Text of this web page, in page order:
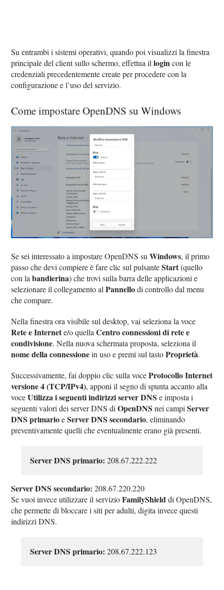
Su entrambi i sistemi operativi, quando poi visualizzi la finestra
principale del client sullo schermo, effettua illogin con le
credenziali precedentemente create per procedere con la
configurazione e l’uso del servizio.
Come impostare OpenDNS su Windows
Se sei interessato a impostare OpenDNS suWindows, il primo
passo che devi compiere è fare clic sul pulsanteStart(quello
con labandierina) che trovi sulla barra delle applicazioni e
selezionare il collegamento alPannellodi controllo dal menu
che compare.
Nella finestra ora visibile sul desktop, vai seleziona la voce
Rete e Internete/o quellaCentro connessioni di rete e
condivisione. Nella nuova schermata proposta, seleziona il
nome della connessionein uso e premi sul tastoProprietà.
Successivamente, fai doppio clic sulla voceProtocollo Internet
versione 4 (TCP/IPv4), apponi il segno di spunta accanto alla
voceUtilizza i seguenti indirizzi server DNS e imposta i
seguenti valori dei server DNS diOpenDNS nei campiServer
DNS primarioeServer DNS secondario, eliminando
preventivamente quelli che eventualmente erano già presenti.
Server DNS primario: 208.67.222.222
Server DNS secondario: 208.67.220.220
Se vuoi invece utilizzare il servizioFamilyShielddi OpenDNS,
che permette di bloccare i siti per adulti, digita invece questi
indirizzi DNS.
Server DNS primario: 208.67.222.123